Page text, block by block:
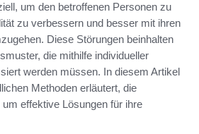
um den betroffenen Personen zu
zu verbessern und besser mit ihren
Diese Störungen beinhalten
die mithilfe individueller
werden müssen. In diesem Artikel
Methoden erläutert, die
um effektive Lösungen für ihre